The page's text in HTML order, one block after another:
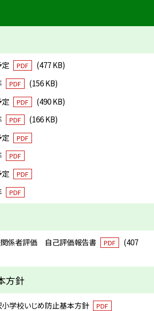
PDF
(477 KB)
PDF
(156 KB)
PDF
(490 KB)
PDF
(166 KB)
PDF
PDF
PDF
PDF
係者評価 自己評価報告書 PDF
(407
方針
学校いじめ防止基本方針 PDF